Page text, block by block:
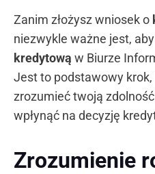
Zanim złożysz wniosek o
niezwykle ważne jest,
kredytową w Biurze
Jest to podstawowy
zrozumieć twoją
wpłynąć na decyzję
Zrozumienie